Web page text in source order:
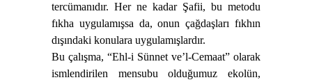
tercümanıdır. Her ne kadar Şafii, bu metodu
fıkha uygulamışsa da, onun çağdaşları fıkhın
dışındaki konulara uygulamışlardır.
Bu çalışma, “Ehl-i Sünnet ve’l-Cemaat” olarak
ismlendirilen mensubu olduğumuz ekolün,